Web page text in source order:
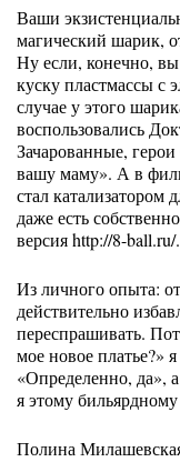
Ваши
магический шарик,
Ну если, конечно, вы
куску пластмассы с
случае у этого
воспользовались
Зачарованные,
вашу маму». А в
стал
даже есть
версия http://8-ball.ru/.
Из личного опыта:
действительно
переспрашивать.
мое новое платье?»
«Определенно, да»,
я этому
Полина